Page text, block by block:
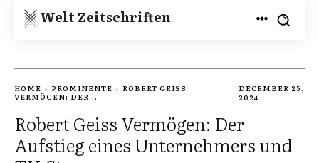
Welt Zeitschriften
HOME PROMINENTE
ROBERT GEISS
VERMÖGEN: DER...
DECEMBER 25,
2024
Robert Geiss Vermögen: Der
Aufstieg eines Unternehmers und